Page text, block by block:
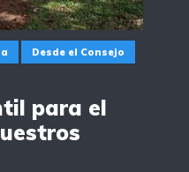
Desde el Consejo
para el